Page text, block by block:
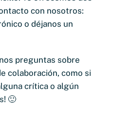
con nosotros:
o déjanos un
preguntas sobre
colaboración, como si
crítica o algún
🙂